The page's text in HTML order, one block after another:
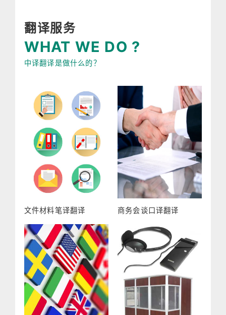
翻译服务
WHAT WE DO ?
中译翻译是做什么的？
文件材料笔译翻译 商务会谈口译翻译